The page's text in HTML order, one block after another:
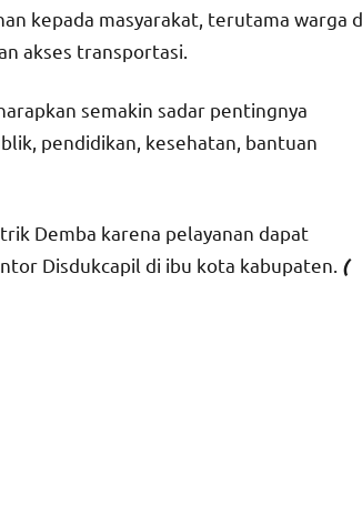
kepada masyarakat, terutama warga
akses transportasi.
semakin sadar pentingnya
pendidikan, kesehatan, bantuan
Demba karena pelayanan dapat
Disdukcapil di ibu kota kabupaten. (